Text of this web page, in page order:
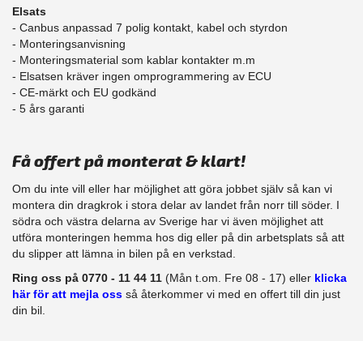
Elsats
- Canbus anpassad 7 polig kontakt, kabel och styrdon
- Monteringsanvisning
- Monteringsmaterial som kablar kontakter m.m
- Elsatsen kräver ingen omprogrammering av ECU
- CE-märkt och EU godkänd
​- 5 års garanti
Få offert på monterat & klart!
Om du inte vill eller har möjlighet att göra jobbet själv så kan vi
montera din dragkrok i stora delar av landet från norr till söder. I
södra och västra delarna av Sverige har vi även möjlighet att
​utföra monteringen hemma hos dig eller på din arbetsplats så att
du slipper att lämna in bilen på en verkstad.
Ring oss på 0770 - 11 44 11 (Mån t.om. Fre 08 - 17) eller klicka
här för att mejla oss så återkommer vi med en offert till din just
din bil.